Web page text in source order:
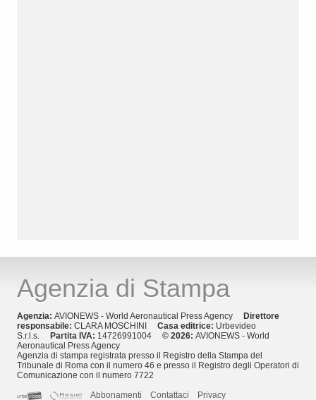
Agenzia di Stampa
Agenzia: AVIONEWS - World Aeronautical Press Agency Direttore
responsabile: CLARA MOSCHINI Casa editrice: Urbevideo
S.r.l.s. Partita IVA: 14726991004 © 2026: AVIONEWS - World
Aeronautical Press Agency
Agenzia di stampa registrata presso il Registro della Stampa del
Tribunale di Roma con il numero 46 e presso il Registro degli Operatori di
Comunicazione con il numero 7722
Abbonamenti
Contattaci
Privacy